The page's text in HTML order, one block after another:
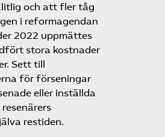
och att fler tåg
i reformagendan
2022 uppmättes
stora kostnader
Sett till
för förseningar
eller inställda
restiden.